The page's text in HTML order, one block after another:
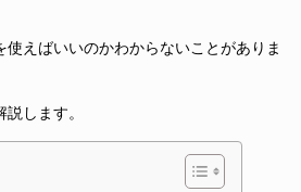
えばいいのかわからないことがありま
します。